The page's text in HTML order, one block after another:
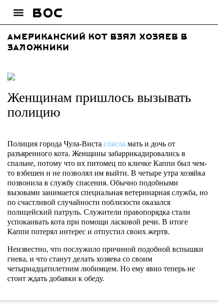
Американский кот взял хозяев в
заложники
Женщинам пришлось вызывать
полицию
Полиция города Чула-Виста спасла мать и дочь от
разъяренного кота. Женщины забаррикадировались в
спальне, потому что их питомец по кличке Каппи был чем-
то взбешен и не позволял им выйти. В четыре утра хозяйка
позвонила в службу спасения. Обычно подобными
вызовами занимается специальная ветеринарная служба, но
по счастливой случайности поблизости оказался
полицейский патруль. Служители правопорядка стали
успокаивать кота при помощи ласковой речи. В итоге
Каппи потерял интерес и отпустил своих жертв.
Неизвестно, что послужило причиной подобной вспышки
гнева, и что станут делать хозяева со своим
четырнадцатилетним любимцем. Но ему явно теперь не
стоит ждать добавки к обеду.